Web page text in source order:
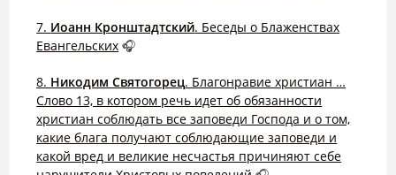
7. Иоанн Кронштадтский. Беседы о Блаженствах
Евангельских 🎧
8. Никодим Святогорец. Благонравие христиан …
Слово 13, в котором речь идет об обязанности
христиан соблюдать все заповеди Господа и о том,
какие блага получают соблюдающие заповеди и
какой вред и великие несчастья причиняют себе